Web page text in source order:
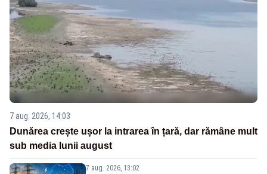
7 aug. 2026, 14:03
Dunărea crește ușor la intrarea în țară, dar rămâne mult
sub media lunii august
7 aug. 2026, 13:02